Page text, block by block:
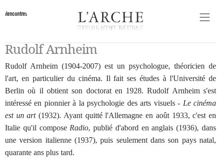
Rencontres
Rudolf Arnheim
Rudolf Arnheim (1904-2007) est un psychologue, théoricien de
l'art, en particulier du cinéma. Il fait ses études à l'Université de
Berlin où il obtient son doctorat en 1928. Rudolf Arnheim s'est
intéressé en pionnier à la psychologie des arts visuels - Le cinéma
est un art(1932). Ayant quitté l'Allemagne en août 1933, c'est en
Italie qu'il compose Radio, publié d'abord en anglais (1936), dans
une version italienne (1937), puis seulement dans son pays natal,
quarante ans plus tard.